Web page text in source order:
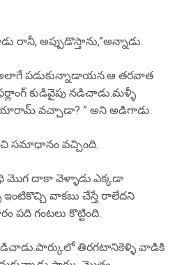
రానీ, అప్పుడొస్తాను,”అన్నాడు.
అలాగే పడుకున్నాడాయన.ఆ తరవాత
కుడివైపు నడిచాడు.మళ్ళీ
సియారామ్ వచ్చాడా? ” అని అడిగాడు.
సమాధానం వచ్చింది.
దాకా వెళ్ళాడు.ఎక్కడా
వాకబు చేస్తే రాలేదని
పది గంటలు కొట్టింది.
తిరగటానికెళ్ళి వాడికి